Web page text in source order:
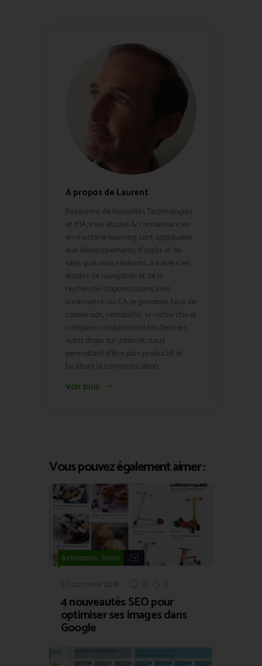
A propos de Laurent
Passionné de Nouvelles Technologies
et d'IA, mes études & connaissances
en machine learning sont appliquées
aux développements d'applis et de
sites que nous réalisons, à travers les
études de navigation et de la
recherche d'optimisations liées
(croissance du CA, ergonomie, taux de
conversion, rentabilité). Je recherche et
compare constamment les derniers
outils dispo sur internet, nous
permettant d'être plus productif, et
facilitant la communication.
Voir plus
Vous pouvez également aimer :
Activation, Tools
27 octobre 2018 0 0
4 nouveautés SEO pour
optimiser ses images dans
Google